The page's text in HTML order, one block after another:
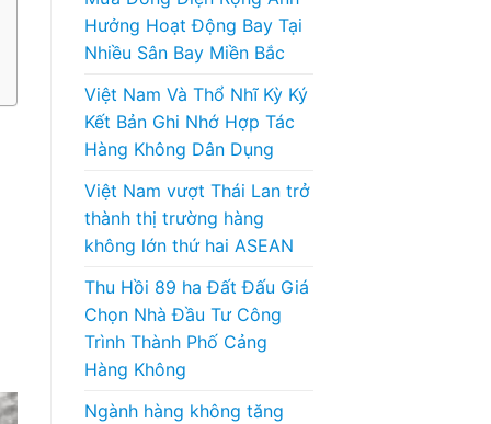
Hưởng Hoạt Động Bay Tại
Nhiều Sân Bay Miền Bắc
Việt Nam Và Thổ Nhĩ Kỳ Ký
Kết Bản Ghi Nhớ Hợp Tác
Hàng Không Dân Dụng
Việt Nam vượt Thái Lan trở
thành thị trường hàng
không lớn thứ hai ASEAN
Thu Hồi 89 ha Đất Đấu Giá
Chọn Nhà Đầu Tư Công
Trình Thành Phố Cảng
Hàng Không
Ngành hàng không tăng